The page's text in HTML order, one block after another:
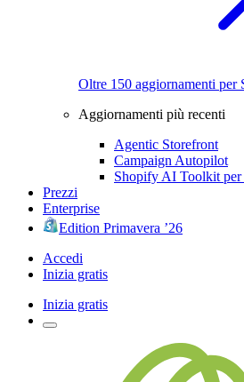
Oltre 150 aggiornamenti per
Aggiornamenti più recenti
Agentic Storefront
Campaign Autopilot
Shopify AI Toolkit per
Prezzi
Enterprise
Edition Primavera ’26
Accedi
Inizia gratis
Inizia gratis